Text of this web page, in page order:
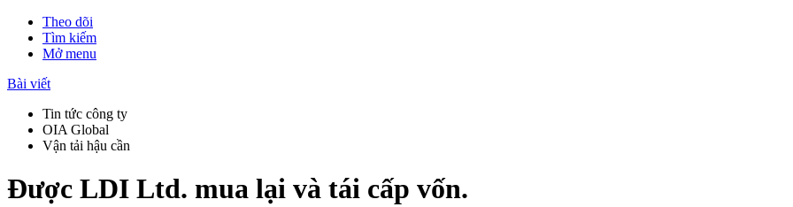
Theo dõi
Tìm kiếm
Mở menu
Bài viết
Tin tức công ty
OIA Global
Vận tải hậu cần
Được LDI Ltd. mua lại và tái cấp vốn.